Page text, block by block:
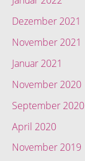
Dezember 2021
November 2021
Januar 2021
November 2020
September 2020
April 2020
November 2019